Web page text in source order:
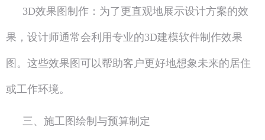
3D效果图制作：为了更直观地展示设计方案的效
果，设计师通常会利用专业的3D建模软件制作效果
图。这些效果图可以帮助客户更好地想象未来的居住
或工作环境。
三、施工图绘制与预算制定